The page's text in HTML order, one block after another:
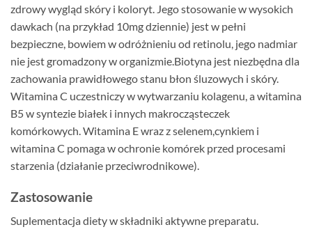
zdrowy wygląd skóry i koloryt. Jego stosowanie w wysokich
dawkach (na przykład 10mg dziennie) jest w pełni
bezpieczne, bowiem w odróżnieniu od retinolu, jego nadmiar
nie jest gromadzony w organizmie.Biotyna jest niezbędna dla
zachowania prawidłowego stanu błon śluzowych i skóry.
Witamina C uczestniczy w wytwarzaniu kolagenu, a witamina
B5 w syntezie białek i innych makrocząsteczek
komórkowych. Witamina E wraz z selenem,cynkiem i
witamina C pomaga w ochronie komórek przed procesami
starzenia (działanie przeciwrodnikowe).
Zastosowanie
Suplementacja diety w składniki aktywne preparatu.